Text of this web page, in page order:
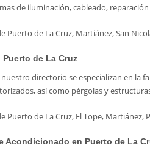
de iluminación, cableado,
Puerto de La Cruz, Martiánez, San
de La Cruz
directorio se especializan en la
así como pérgolas y
Puerto de La Cruz, El Tope, Martiánez,
Acondicionado en Puerto de La